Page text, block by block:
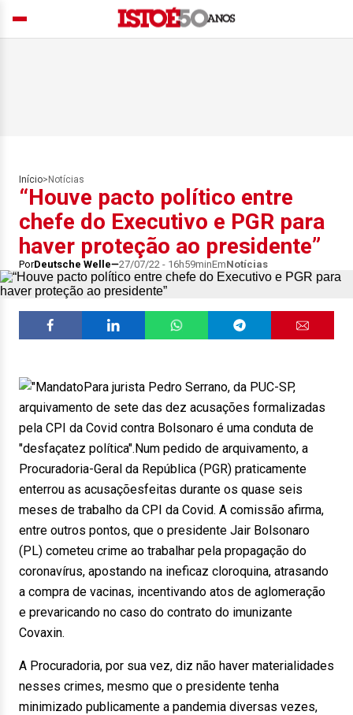
Início> Notícias
“Houve pacto político entre
chefe do Executivo e PGR para
haver proteção ao presidente”
PorDeutsche Welle 27/07/22 - 16h59minEmNotícias
Para jurista Pedro Serrano, da PUC-SP,
arquivamento de sete das dez acusações formalizadas
pela CPI da Covid contra Bolsonaro é uma conduta de
"desfaçatez política".Num pedido de arquivamento, a
Procuradoria-Geral da República (PGR) praticamente
enterrou as acusaçõesfeitas durante os quase seis
meses de trabalho da CPI da Covid. A comissão afirma,
entre outros pontos, que o presidente Jair Bolsonaro
(PL) cometeu crime ao trabalhar pela propagação do
coronavírus, apostando na ineficaz cloroquina, atrasando
a compra de vacinas, incentivando atos de aglomeração
e prevaricando no caso do contrato do imunizante
Covaxin.
A Procuradoria, por sua vez, diz não haver materialidades
nesses crimes, mesmo que o presidente tenha
minimizado publicamente a pandemia diversas vezes,